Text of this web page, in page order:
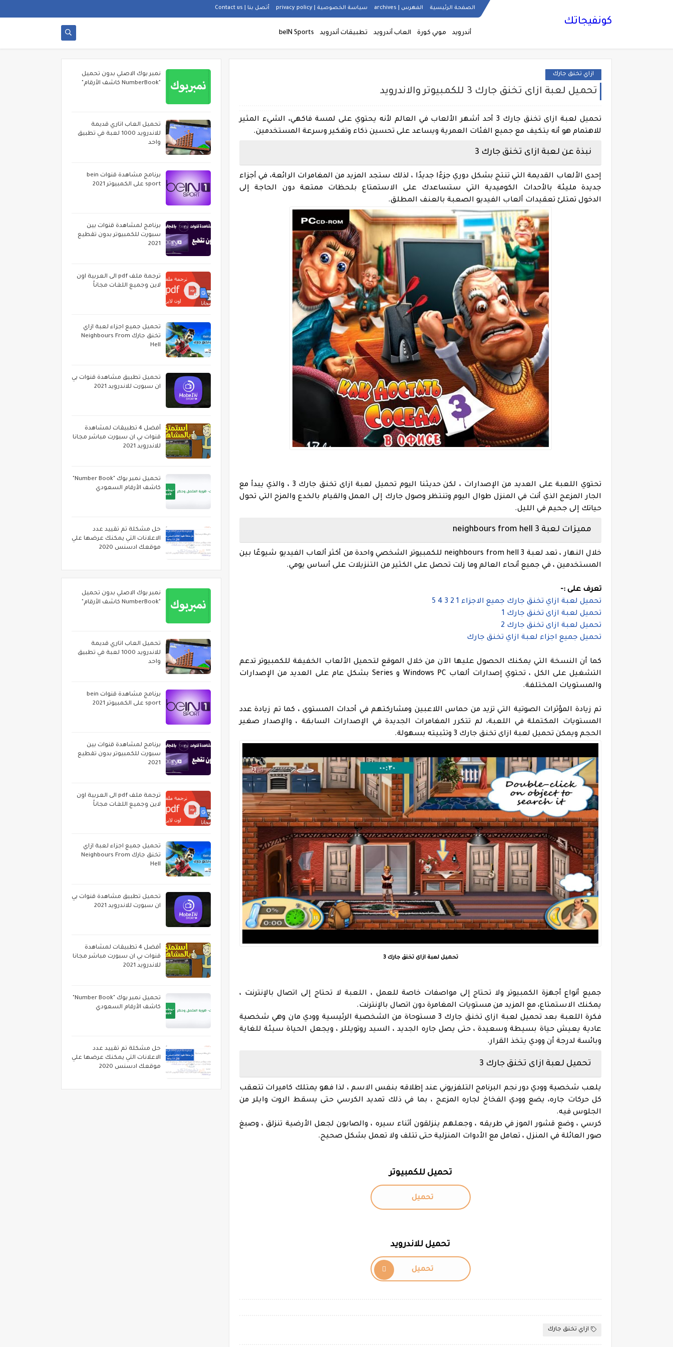
الصفحة الرئيسية الفهرس | archives سياسة الخصوصية | privacy policy أتصل بنا | Contact us
كونفيجاتك
أندرويد موبي كورة العاب أندرويد تطبيقات أندرويد beIN Sports
ازاي تخنق جارك
تحميل لعبة ازاى تخنق جارك 3 للكمبيوتر والاندرويد
تحميل لعبة ازاى تخنق جارك 3
أحد أشهر الألعاب في العالم لأنه يحتوي على لمسة فاكهي، الشيء المثير
للاهتمام هو أنه يتكيف مع جميع الفئات العمرية ويساعد على تحسين ذكاء وتفكير وسرعة المستخدمين.
نبذة عن لعبة ازاى تخنق جارك 3
إحدى الألعاب القديمة التي تنتج بشكل دوري جزءًا جديدًا ، لذلك ستجد المزيد من المغامرات الرائعة، في أجزاء
جديدة مليئة بالأحداث الكوميدية التي ستساعدك على الاستمتاع بلحظات ممتعة دون الحاجة إلى
الدخول تمتلئ تعقيدات ألعاب الفيديو الصعبة بالعنف المطلق.
تحتوي اللعبة على العديد من الإصدارات ، لكن حديثنا اليوم تحميل لعبة ازاى تخنق جارك 3 ، والذي يبدأ مع
الجار المزعج الذي أنت في المنزل طوال اليوم وتنتظر وصول جارك إلى العمل والقيام بالخدع والمزح التي تحول
حياتك إلى جحيم في الليل.
مميزات لعبة neighbours from hell 3
خلال النهار ، تعد لعبة neighbours from hell 3 للكمبيوتر الشخصي واحدة من أكثر ألعاب الفيديو شيوعًا بين
المستخدمين ، في جميع أنحاء العالم وما زلت تحصل على الكثير من التنزيلات على أساس يومي.
تعرف على :-
تحميل لعبة ازاي تخنق جارك جميع الاجزاء 1 2 3 4 5
تحميل لعبة ازاى تخنق جارك 1
تحميل لعبة ازاى تخنق جارك 2
تحميل جميع اجزاء لعبة ازاي تخنق جارك
كما أن النسخة التي يمكنك الحصول عليها الآن من خلال الموقع لتحميل الألعاب الخفيفة للكمبيوتر تدعم
التشغيل على الكل ،
تحتوي إصدارات ألعاب Windows PC و Series بشكل عام على العديد من الإصدارات
والمستويات المختلفة.
تم زيادة المؤثرات الصوتية التي تزيد من حماس اللاعبين ومشاركتهم في أحداث المستوى ، كما تم زيادة عدد
المستويات المكتملة في اللعبة، لم تتكرر المغامرات الجديدة في الإصدارات السابقة ، والإصدار صغير
الحجم ويمكن تحميل لعبة ازاى تخنق جارك 3 وتثبيته بسهولة.
تحميل لعبة ازاى تخنق جارك 3
جميع أنواع أجهزة الكمبيوتر ولا تحتاج إلى مواصفات خاصة للعمل ، اللعبة لا تحتاج إلى اتصال بالإنترنت ،
يمكنك الاستمتاع، مع المزيد من مستويات المغامرة دون اتصال بالإنترنت.
فكرة اللعبة بعد تحميل لعبة ازاى تخنق جارك 3 مستوحاة من الشخصية الرئيسية وودي مان وهي شخصية
عادية يعيش حياة بسيطة وسعيدة ، حتى يصل جاره الجديد ، السيد روتويللر ، ويجعل الحياة سيئة للغاية
وبائسة لدرجة أن وودي يتخذ القرار.
تحميل لعبة ازاى تخنق جارك 3
يلعب شخصية وودي دور نجم البرنامج التلفزيوني عند إطلاقه بنفس الاسم ، لذا فهو يمتلك كاميرات تتعقب
كل حركات جاره، يضع وودي الفخاخ لجاره المزعج ، بما في ذلك تمديد الكرسي حتى يسقط الروت وايلر من
الجلوس فيه.
كرسي ، وضع قشور الموز في طريقه ، وجعلهم ينزلقون أثناء سيره ، والصابون لجعل الأرضية تنزلق ، وصبغ
صور العائلة في المنزل ، تعامل مع الأدوات المنزلية حتى تتلف ولا تعمل بشكل صحيح.
تحميل للكمبيوتر
تحميل
تحميل للاندرويد
تحميل
ازاي تخنق جارك
نمبر بوك الاصلي بدون تحميل
"NumberBook كاشف الأرقام"
تحميل العاب اتاري قديمة
للاندرويد 1000 لعبة في تطبيق
واحد
برنامج مشاهدة قنوات bein
sport على الكمبيوتر 2021
برنامج لمشاهدة قنوات بين
سبورت للكمبيوتر بدون تقطيع
2021
ترجمة ملف pdf الى العربية اون
لاين وجميع اللغات مجاناً
تحميل جميع اجزاء لعبة ازاي
تخنق جارك Neighbours From
Hell
تحميل تطبيق مشاهدة قنوات بي
ان سبورت للاندرويد 2021
أفضل 4 تطبيقات لمشاهدة
قنوات بي ان سبورت مباشر مجانا
للاندرويد 2021
تحميل نمبر بوك "Number Book"
كاشف الأرقام السعودي
حل مشكلة تم تقييد عدد
الاعلانات التي يمكنك عرضها علي
موقعك ادسنس 2020
نمبر بوك الاصلي بدون تحميل
"NumberBook كاشف الأرقام"
تحميل العاب اتاري قديمة
للاندرويد 1000 لعبة في تطبيق
واحد
برنامج مشاهدة قنوات bein
sport على الكمبيوتر 2021
برنامج لمشاهدة قنوات بين
سبورت للكمبيوتر بدون تقطيع
2021
ترجمة ملف pdf الى العربية اون
لاين وجميع اللغات مجاناً
تحميل جميع اجزاء لعبة ازاي
تخنق جارك Neighbours From
Hell
تحميل تطبيق مشاهدة قنوات بي
ان سبورت للاندرويد 2021
أفضل 4 تطبيقات لمشاهدة
قنوات بي ان سبورت مباشر مجانا
للاندرويد 2021
تحميل نمبر بوك "Number Book"
كاشف الأرقام السعودي
حل مشكلة تم تقييد عدد
الاعلانات التي يمكنك عرضها علي
موقعك ادسنس 2020